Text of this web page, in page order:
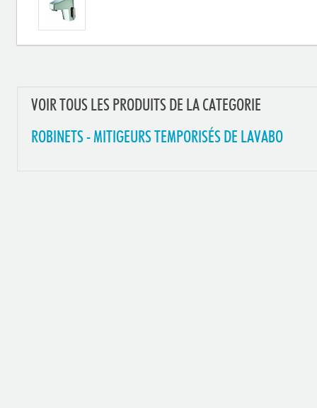
VOIR TOUS LES PRODUITS DE LA CATEGORIE
ROBINETS - MITIGEURS TEMPORISÉS DE LAVABO